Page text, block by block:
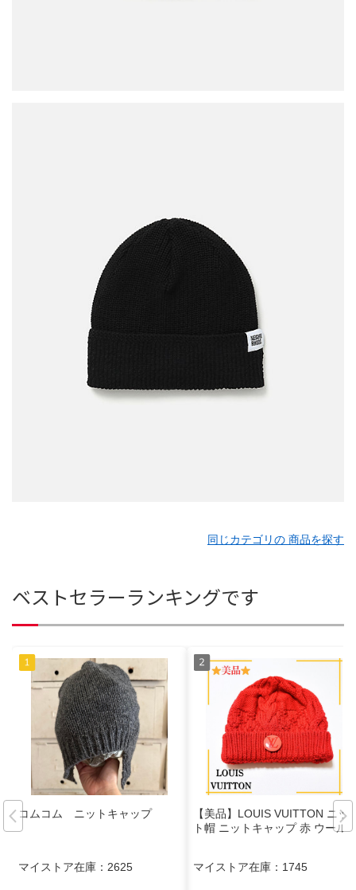
同じカテゴリの 商品を探す
ベストセラーランキングです
コムコム ニットキャップ
マイストア在庫： 2625
【美品】LOUIS VUITTON ニッ
ト帽 ニットキャップ 赤 ウール
マイストア在庫： 1745